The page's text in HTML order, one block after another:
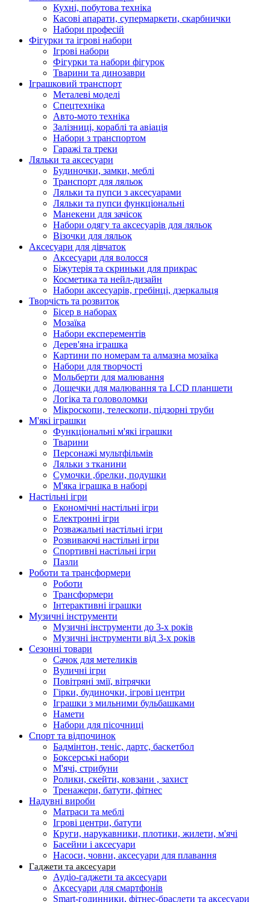
Кухні, побутова техніка
Касові апарати, супермаркети, скарбнички
Набори професій
Фігурки та ігрові набори
Ігрові набори
Фігурки та набори фігурок
Тварини та динозаври
Іграшковий транспорт
Металеві моделі
Спецтехніка
Авто-мото техніка
Залізниці, кораблі та авіація
Набори з транспортом
Гаражі та треки
Ляльки та аксесуари
Будиночки, замки, меблі
Транспорт для ляльок
Ляльки та пупси з аксесуарами
Ляльки та пупси функціональні
Манекени для зачісок
Набори одягу та аксесуарів для ляльок
Візочки для ляльок
Аксесуари для дівчаток
Аксесуари для волосся
Біжутерія та скриньки для прикрас
Косметика та нейл-дизайн
Набори аксесуарів, гребінці, дзеркальця
Творчість та розвиток
Бісер в наборах
Мозаїка
Набори експерементів
Дерев'яна іграшка
Картини по номерам та алмазна мозаїка
Набори для творчості
Мольберти для малювання
Дощечки для малювання та LCD планшети
Логіка та головоломки
Мікроскопи, телескопи, підзорні труби
М'які іграшки
Функціональні м'які іграшки
Тварини
Персонажі мультфільмів
Ляльки з тканини
Сумочки ,брелки, подушки
М'яка іграшка в наборі
Настільні ігри
Економічні настільні ігри
Електронні ігри
Розважальні настільні ігри
Розвиваючі настільні ігри
Спортивні настільні ігри
Пазли
Роботи та трансформери
Роботи
Трансформери
Інтерактивні іграшки
Музичні інструменти
Музичні інструменти до 3-х років
Музичні інструменти від 3-х років
Сезонні товари
Сачок для метеликів
Вуличні ігри
Повітряні змії, вітрячки
Гірки, будиночки, ігрові центри
Іграшки з мильними бульбашками
Намети
Набори для пісочниці
Спорт та відпочинок
Бадмінтон, теніс, дартс, баскетбол
Боксерські набори
М'ячі, стрибуни
Ролики, скейти, ковзани , захист
Тренажери, батути, фітнес
Надувні вироби
Матраси та меблі
Ігрові центри, батути
Круги, нарукавники, плотики, жилети, м'ячі
Басейни і аксесуари
Насоси, човни, аксесуари для плавання
Гаджети та аксесуари
Аудіо-гаджети та аксесуари
Аксесуари для смартфонів
Smart-годинники, фітнес-браслети та аксесуари